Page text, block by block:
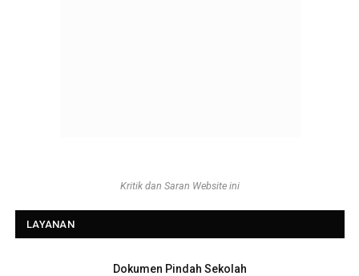
Kritik dan Saran Website ini
LAYANAN
Dokumen Pindah Sekolah